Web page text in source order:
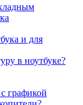
и для
в ноутбуке?
графикой